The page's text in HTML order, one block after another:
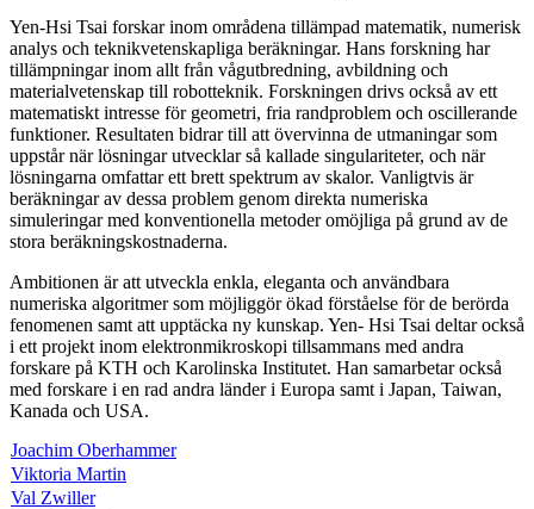
Yen-Hsi Tsai forskar inom områdena tillämpad matematik, numerisk
analys och teknikvetenskapliga beräkningar. Hans forskning har
tillämpningar inom allt från vågutbredning, avbildning och
materialvetenskap till robotteknik. Forskningen drivs också av ett
matematiskt intresse för geometri, fria randproblem och oscillerande
funktioner. Resultaten bidrar till att övervinna de utmaningar som
uppstår när lösningar utvecklar så kallade singulariteter, och när
lösningarna omfattar ett brett spektrum av skalor. Vanligtvis är
beräkningar av dessa problem genom direkta numeriska
simuleringar med konventionella metoder omöjliga på grund av de
stora beräkningskostnaderna.
Ambitionen är att utveckla enkla, eleganta och användbara
numeriska algoritmer som möjliggör ökad förståelse för de berörda
fenomenen samt att upptäcka ny kunskap. Yen- Hsi Tsai deltar också
i ett projekt inom elektronmikroskopi tillsammans med andra
forskare på KTH och Karolinska Institutet. Han samarbetar också
med forskare i en rad andra länder i Europa samt i Japan, Taiwan,
Kanada och USA.
Joachim Oberhammer
Viktoria Martin
Val Zwiller